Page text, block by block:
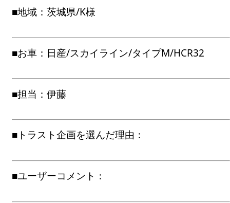
■地域：茨城県/K様
■お車：日産/スカイライン/タイプM/HCR32
■担当：伊藤
■トラスト企画を選んだ理由：
■ユーザーコメント：